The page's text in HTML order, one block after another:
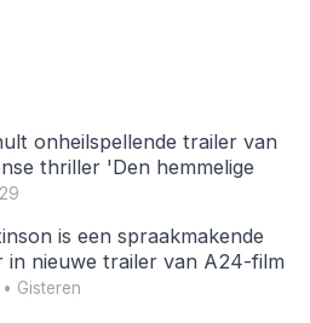
onheilspellende trailer van
thriller 'Den hemmelige
is een spraakmakende
in nieuwe trailer van A24-film
• Gisteren